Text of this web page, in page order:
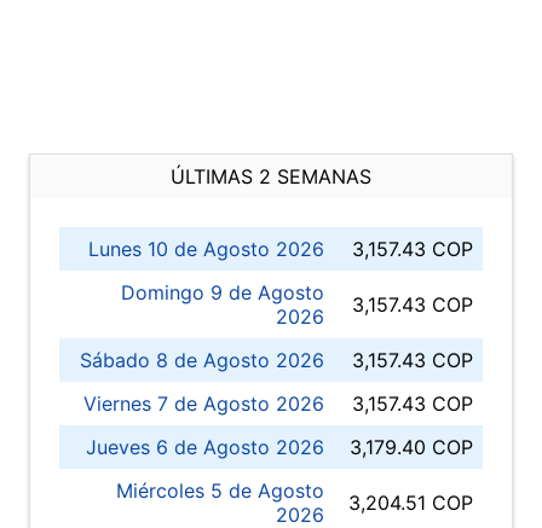
ÚLTIMAS 2 SEMANAS
Lunes 10 de Agosto 2026
3,157.43 COP
Domingo 9 de Agosto
2026
3,157.43 COP
Sábado 8 de Agosto 2026
3,157.43 COP
Viernes 7 de Agosto 2026
3,157.43 COP
Jueves 6 de Agosto 2026
3,179.40 COP
Miércoles 5 de Agosto
2026
3,204.51 COP